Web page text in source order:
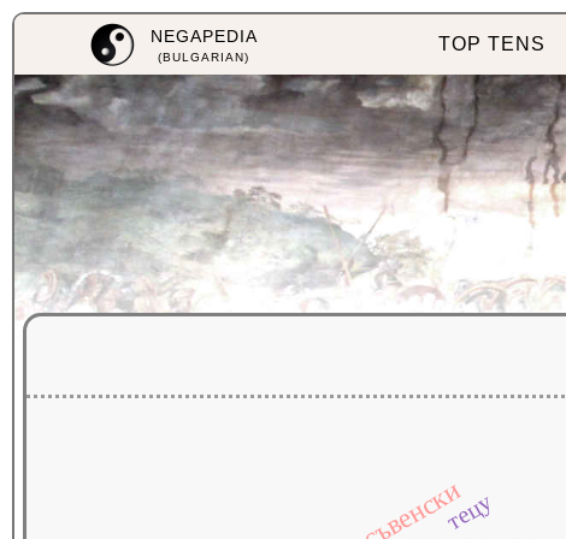
NEGAPEDIA
(BULGARIAN)
TOP TENS
съвенскитецу